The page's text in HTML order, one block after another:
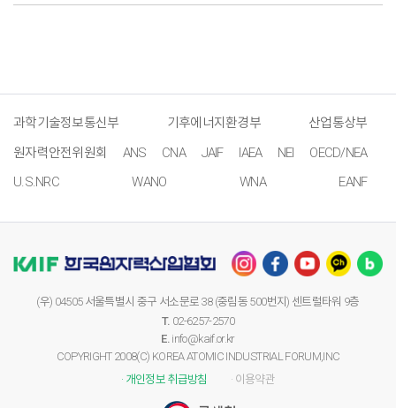
과학기술정보통신부 기후에너지환경부
산업통상부
원자력안전위원회
ANS CNA JAIF IAEA NEI
OECD/NEA
U.S.NRC
WANO WNA EANF
(우) 04505 서울특별시 중구 서소문로 38 (중림동 500번지) 센트럴타워 9층
T. 02-6257-2570
E. info@kaif.or.kr
COPYRIGHT 2008(C) KOREA ATOMIC INDUSTRIAL FORUM,INC
· 개인정보 취급방침
· 이용약관